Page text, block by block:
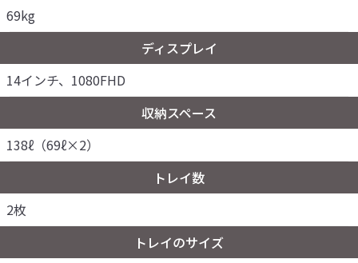
69kg
ディスプレイ
14インチ、1080FHD
収納スペース
138ℓ（69ℓ×2）
トレイ数
2枚
トレイのサイズ